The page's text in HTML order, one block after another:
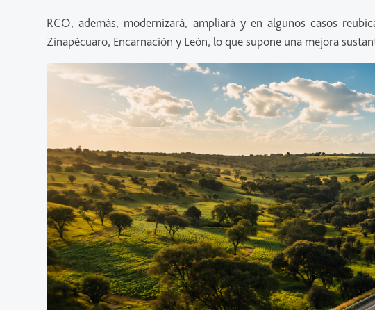
RCO, además, modernizará, ampliará y en algunos casos
Zinapécuaro, Encarnación y León, lo que supone una mejora